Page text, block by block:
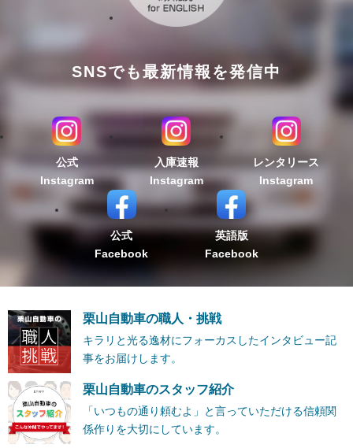
SNSでも最新情報を発信中
公式
Instagram
入庫速報
Instagram
レンタリース
Instagram
公式
Facebook
英語版
Facebook
栗山自動車の職人・挑戦
キラリと光る逸材にフォーカスしたインタビュー記
事をお届けします。
栗山自動車のスタッフ紹介
「いつもの通り頼むよ」と言っていただける信頼関
係作りを大切にしています。